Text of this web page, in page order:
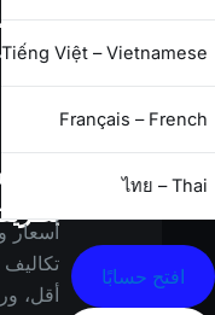
شروط
الكاملة
استثمر
أسعار
تكاليف
أقل،
Tiếng Việt – Vietnamese
Français – French
ไทย – Thai
افتح حسابًا